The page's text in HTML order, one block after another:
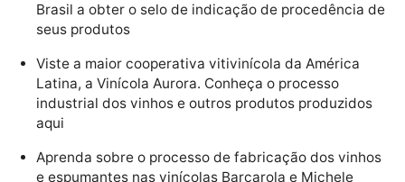
Brasil a obter o selo de indicação de procedência de
seus produtos
Viste a maior cooperativa vitivinícola da América
Latina, a Vinícola Aurora. Conheça o processo
industrial dos vinhos e outros produtos produzidos
aqui
Aprenda sobre o processo de fabricação dos vinhos
e espumantes nas vinícolas Barcarola e Michele